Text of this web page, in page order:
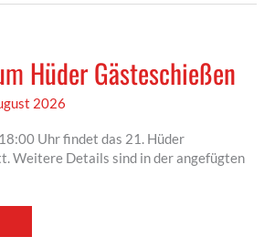
Hüder Gästeschießen
2026
Uhr findet das 21. Hüder
Weitere Details sind in der angefügten